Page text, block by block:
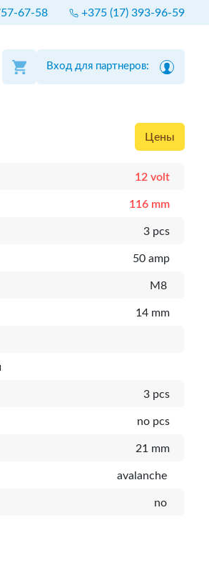
67-58 +375 (17) 393-96-59
Вход для партнеров:
Цены
12 volt
116 mm
3 pcs
50 amp
M8
14 mm
3 pcs
no pcs
21 mm
avalanche
no